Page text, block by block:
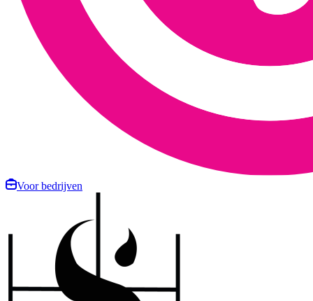
Voor bedrijven